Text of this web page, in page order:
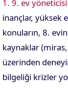
1. 9. ev
inançlar, yüksek
konuların, 8.
kaynaklar
üzerinden
bilgeliği krizler